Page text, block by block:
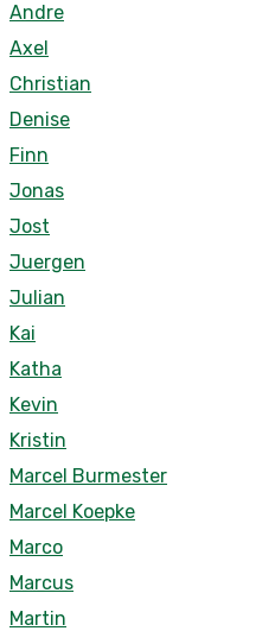
Andre
Axel
Christian
Denise
Finn
Jonas
Jost
Juergen
Julian
Kai
Katha
Kevin
Kristin
Marcel Burmester
Marcel Koepke
Marco
Marcus
Martin